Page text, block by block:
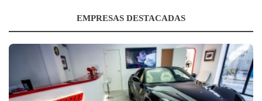
EMPRESAS DESTACADAS